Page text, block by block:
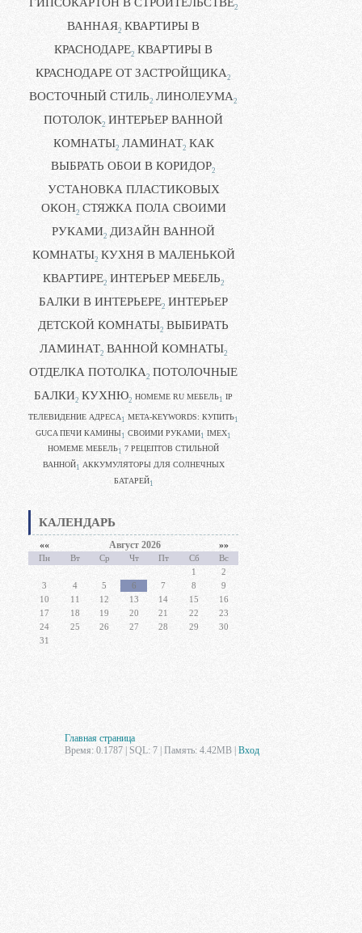
2
ВАННАЯ2 КВАРТИРЫ В
КРАСНОДАРЕ2 КВАРТИРЫ В
КРАСНОДАРЕ ОТ ЗАСТРОЙЩИКА2
ВОСТОЧНЫЙ СТИЛЬ2 ЛИНОЛЕУМА2
ПОТОЛОК2 ИНТЕРЬЕР ВАННОЙ
КОМНАТЫ2 ЛАМИНАТ2 КАК
ВЫБРАТЬ ОБОИ В КОРИДОР2
УСТАНОВКА ПЛАСТИКОВЫХ
ОКОН2 СТЯЖКА ПОЛА СВОИМИ
РУКАМИ2 ДИЗАЙН ВАННОЙ
КОМНАТЫ2 КУХНЯ В МАЛЕНЬКОЙ
КВАРТИРЕ2 ИНТЕРЬЕР МЕБЕЛЬ2
БАЛКИ В ИНТЕРЬЕРЕ2 ИНТЕРЬЕР
ДЕТСКОЙ КОМНАТЫ2 ВЫБИРАТЬ
ЛАМИНАТ2 ВАННОЙ КОМНАТЫ2
ОТДЕЛКА ПОТОЛКА2 ПОТОЛОЧНЫЕ
БАЛКИ2 КУХНЮ2 HOMEME RU МЕБЕЛЬ1 IP
ТЕЛЕВИДЕНИЕ АДРЕСА 1 META-KEYWORDS: КУПИТЬ1
GUCA ПЕЧИ КАМИНЫ1 CВОИМИ РУКАМИ1 IMEX1
HOMEME МЕБЕЛЬ1 7 РЕЦЕПТОВ СТИЛЬНОЙ
ВАННОЙ1 АККУМУЛЯТОРЫ ДЛЯ СОЛНЕЧНЫХ
БАТАРЕЙ1
КАЛЕНДАРЬ
«« Август 2026 »»
Пн Вт Ср Чт Пт Сб
Вс
1
2
3
4 5 6 7 8
9
10
11 12 13 14 15
16
17
18 19 20 21 22
23
24
25 26 27 28 29
30
31
Главная страница
Время: 0.1787 | SQL: 7 | Память: 4.42MB Вход